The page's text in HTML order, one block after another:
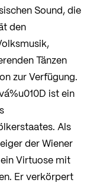
Sound, die
den
Tänzen
zur Verfügung.
ist ein
Als
der Wiener
Virtuose mit
Er verkörpert